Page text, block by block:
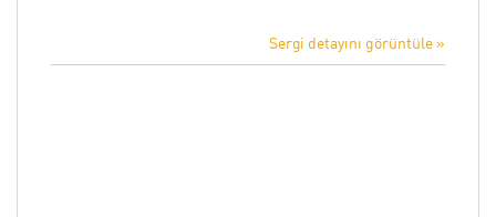
Sergi detayını görüntüle »